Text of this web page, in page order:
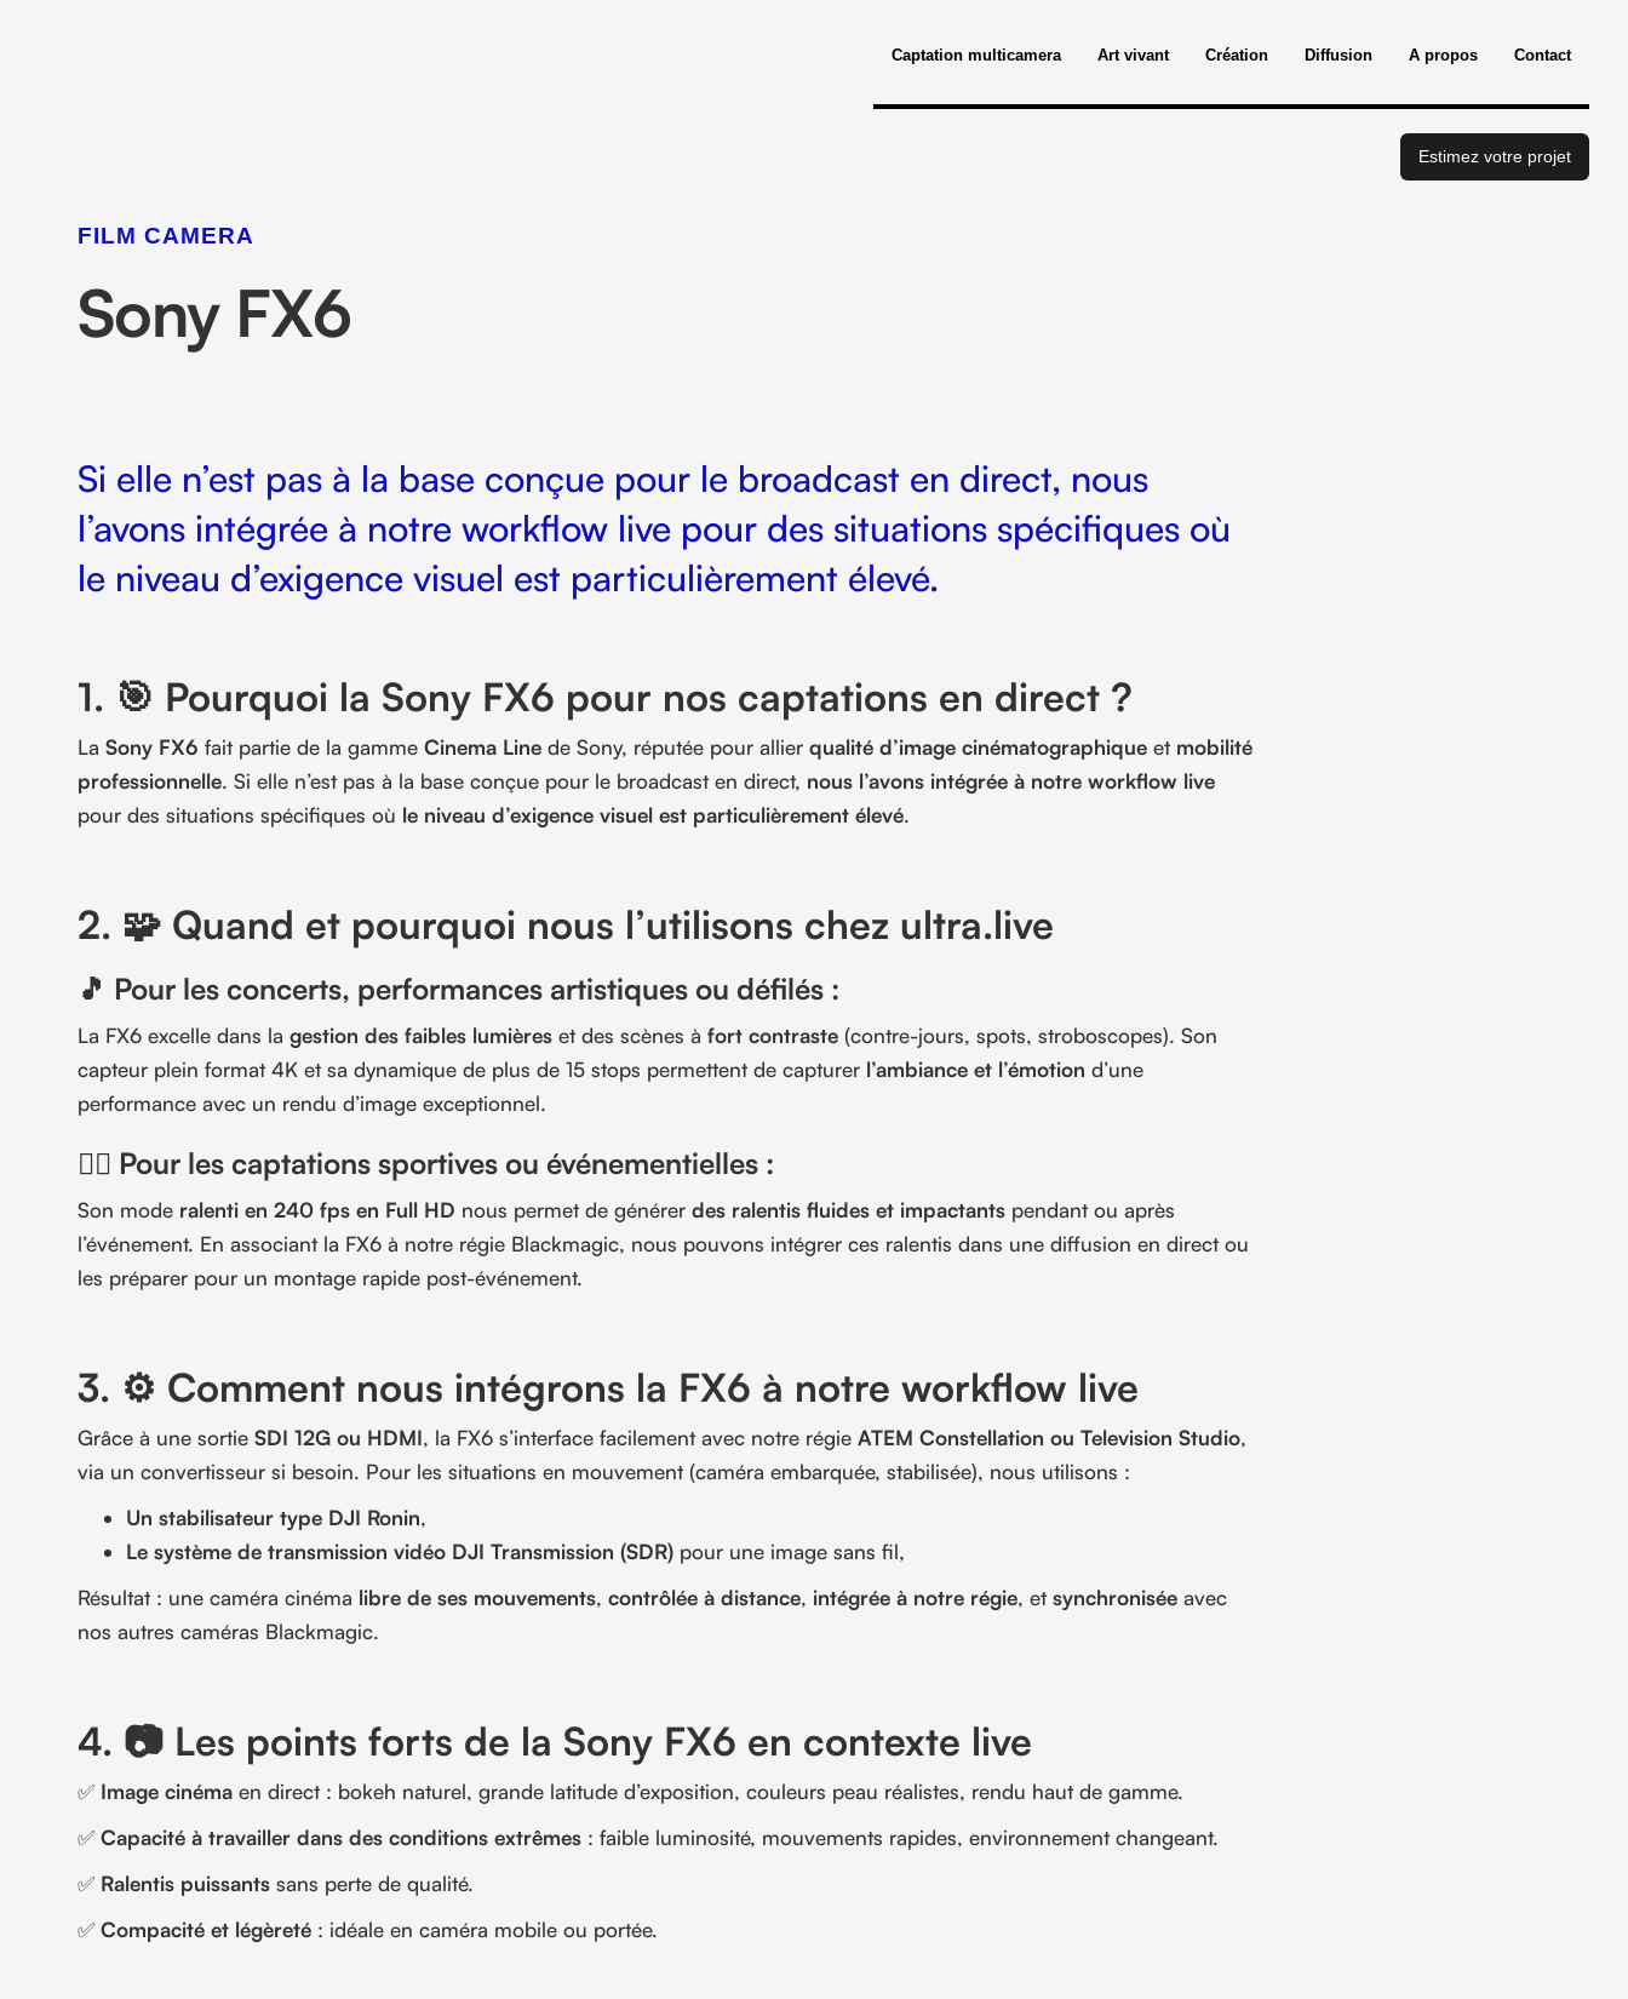
Captation multicamera Art vivant Création Diffusion A propos Contact
Estimez votre projet
FILM CAMERA
Sony FX6
Si elle n’est pas à la base conçue pour le broadcast en direct, nous
l’avons intégrée à notre workflow live pour des situations spécifiques où
le niveau d’exigence visuel est particulièrement élevé.
1. 🎯 Pourquoi la Sony FX6 pour nos captations en direct ?
La Sony FX6 fait partie de la gamme Cinema Line de Sony, réputée pour allier qualité d’image cinématographique et mobilité
professionnelle. Si elle n’est pas à la base conçue pour le broadcast en direct, nous l’avons intégrée à notre workflow live
pour des situations spécifiques où le niveau d’exigence visuel est particulièrement élevé.
2. 🧩 Quand et pourquoi nous l’utilisons chez ultra.live
🎵 Pour les concerts, performances artistiques ou défilés :
La FX6 excelle dans la gestion des faibles lumières et des scènes à fort contraste (contre-jours, spots, stroboscopes). Son
capteur plein format 4K et sa dynamique de plus de 15 stops permettent de capturer l’ambiance et l’émotion d’une
performance avec un rendu d’image exceptionnel.
🏃‍♂️ Pour les captations sportives ou événementielles :
Son mode ralenti en 240 fps en Full HD nous permet de générer des ralentis fluides et impactants pendant ou après
l’événement. En associant la FX6 à notre régie Blackmagic, nous pouvons intégrer ces ralentis dans une diffusion en direct ou
les préparer pour un montage rapide post-événement.
3. ⚙️ Comment nous intégrons la FX6 à notre workflow live
Grâce à une sortie SDI 12G ou HDMI, la FX6 s’interface facilement avec notre régie ATEM Constellation ou Television Studio,
via un convertisseur si besoin. Pour les situations en mouvement (caméra embarquée, stabilisée), nous utilisons :
Un stabilisateur type DJI Ronin,
Le système de transmission vidéo DJI Transmission (SDR) pour une image sans fil,
Résultat : une caméra cinéma libre de ses mouvements, contrôlée à distance, intégrée à notre régie, etsynchronisée avec
nos autres caméras Blackmagic.
4. 📷 Les points forts de la Sony FX6 en contexte live
✅ Image cinéma en direct : bokeh naturel, grande latitude d’exposition, couleurs peau réalistes, rendu haut de gamme.
✅ Capacité à travailler dans des conditions extrêmes : faible luminosité, mouvements rapides, environnement changeant.
✅ Ralentis puissants sans perte de qualité.
✅ Compacité et légèreté : idéale en caméra mobile ou portée.